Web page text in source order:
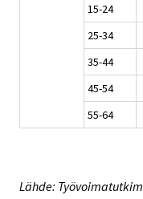
15-24
25-34
35-44
45-54
55-64
Lähde: